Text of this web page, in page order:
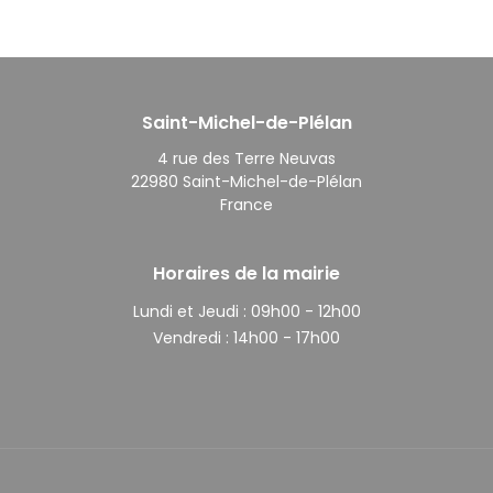
Saint-Michel-de-Plélan
4 rue des Terre Neuvas
22980 Saint-Michel-de-Plélan
France
Horaires de la mairie
Lundi et Jeudi : 09h00 - 12h00
Vendredi : 14h00 - 17h00